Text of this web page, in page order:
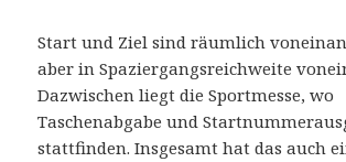
Start und Ziel sind räumlich
aber in Spaziergangsreichweite
Dazwischen liegt die Sportmesse, wo
Taschenabgabe und
stattfinden. Insgesamt hat das auch